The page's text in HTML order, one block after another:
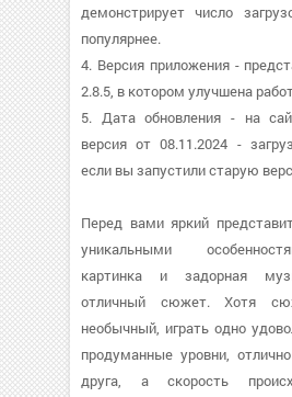
демонстрирует число
популярнее.
4. Версия приложения -
2.8.5, в котором улучшена
5. Дата обновления - на
версия от 08.11.2024 -
если вы запустили старую
Перед вами яркий
уникальными
картинка и задорная
отличный сюжет. Хотя
необычный, играть одно
продуманные уровни,
друга, а скорость